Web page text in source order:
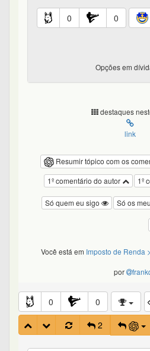
0 0
Opções em
destaques
link
Resumir tópico com os
1º
1º comentário do autor
Só os
Só quem eu sigo
Você está em Imposto de Renda
por
0 0
2